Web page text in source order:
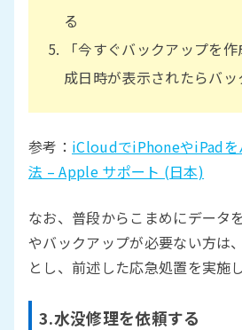
る
「今すぐバックアップを
成日時が表示されたらバ
参考： iCloudでiPhoneやiPadを
法 – Apple サポート (日本)
なお、普段からこまめにデータ
やバックアップが必要ない方は
とし、前述した応急処置を実施
3.水没修理を依頼する